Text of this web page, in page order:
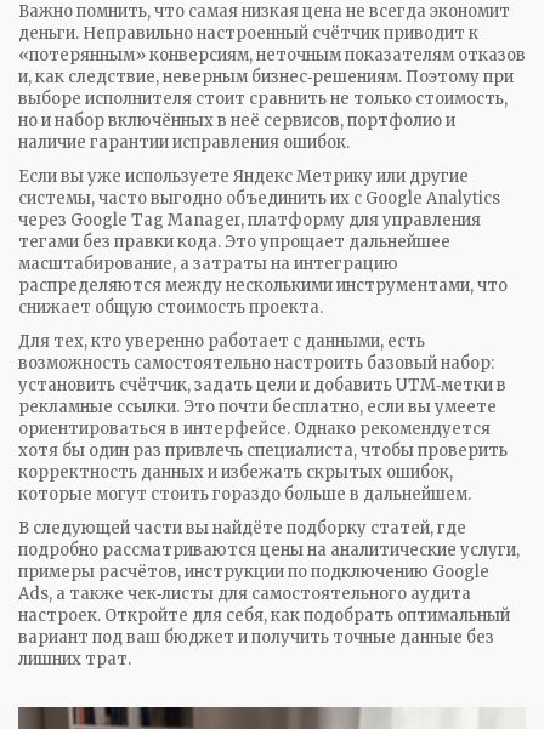
Важно помнить, что самая низкая цена не всегда экономит
деньги. Неправильно настроенный счётчик приводит к
«потерянным» конверсиям, неточным показателям отказов
и, как следствие, неверным бизнес‑решениям. Поэтому при
выборе исполнителя стоит сравнить не только стоимость,
но и набор включённых в неё сервисов, портфолио и
наличие гарантии исправления ошибок.
Если вы уже используете Яндекс Метрику или другие
системы, часто выгодно объединить их с Google Analytics
через Google Tag Manager,платформу для управления
тегами без правки кода. Это упрощает дальнейшее
масштабирование, а затраты на интеграцию
распределяются между несколькими инструментами, что
снижает общую стоимость проекта.
Для тех, кто уверенно работает с данными, есть
возможность самостоятельно настроить базовый набор:
установить счётчик, задать цели и добавить UTM‑метки в
рекламные ссылки. Это почти бесплатно, если вы умеете
ориентироваться в интерфейсе. Однако рекомендуется
хотя бы один раз привлечь специалиста, чтобы проверить
корректность данных и избежать скрытых ошибок,
которые могут стоить гораздо больше в дальнейшем.
В следующей части вы найдёте подборку статей, где
подробно рассматриваются цены на аналитические услуги,
примеры расчётов, инструкции по подключению Google
Ads, а также чек‑листы для самостоятельного аудита
настроек. Откройте для себя, как подобрать оптимальный
вариант под ваш бюджет и получить точные данные без
лишних трат.